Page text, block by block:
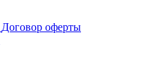
Договор оферты